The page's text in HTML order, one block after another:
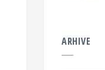
ARHIVE